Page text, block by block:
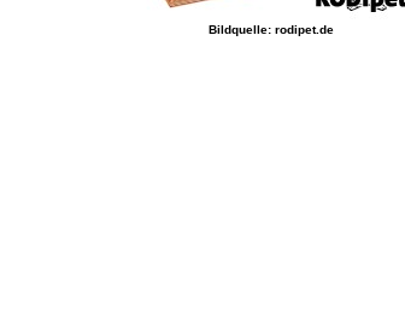
Bildquelle: rodipet.de